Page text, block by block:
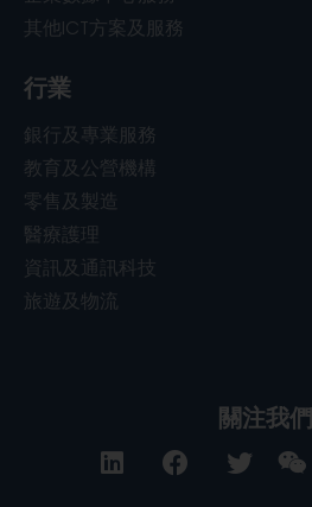
其他ICT方案及服務
行業
銀行及專業服務
教育及公營機構
零售及製造
醫療護理
資訊及通訊科技
旅遊及物流
關注我們